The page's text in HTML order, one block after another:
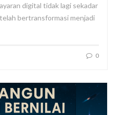
digital tidak lagi sekadar
bertransformasi menjadi
0